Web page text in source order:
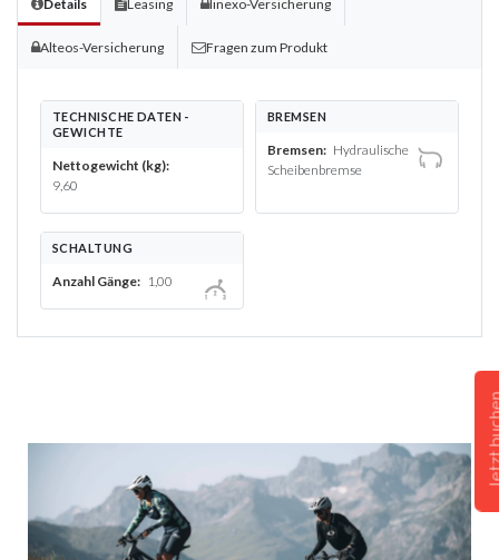
Details Leasing linexo-Versicherung
Alteos-Versicherung Fragen zum Produkt
TECHNISCHE DATEN -
GEWICHTE
Nettogewicht (kg):
9,60
BREMSEN
Bremsen: Hydraulische
Scheibenbremse
SCHALTUNG
Anzahl Gänge: 1,00